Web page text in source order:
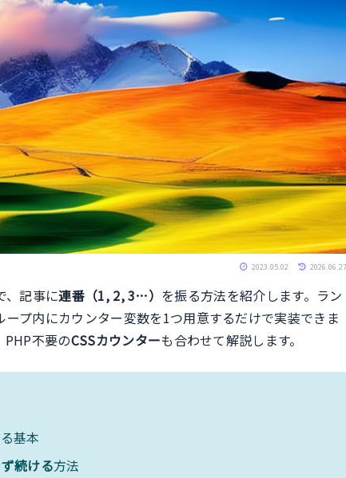
2023.05.02 2026.06.27
、記事に連番（1, 2, 3…） を振る方法を紹介します。ラン
プ内にカウンター変数を1つ用意するだけで実装できま
PHP不要のCSSカウンターも合わせて解説します。
基本
続ける方法